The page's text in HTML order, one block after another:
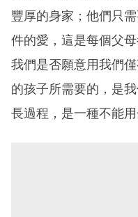
豐厚的身家；他們只
件的愛，這是每個父
我們是否願意用我們
的孩子所需要的，是
長過程，是一種不能